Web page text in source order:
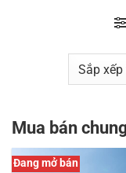
Mua bán
Đang mở bán